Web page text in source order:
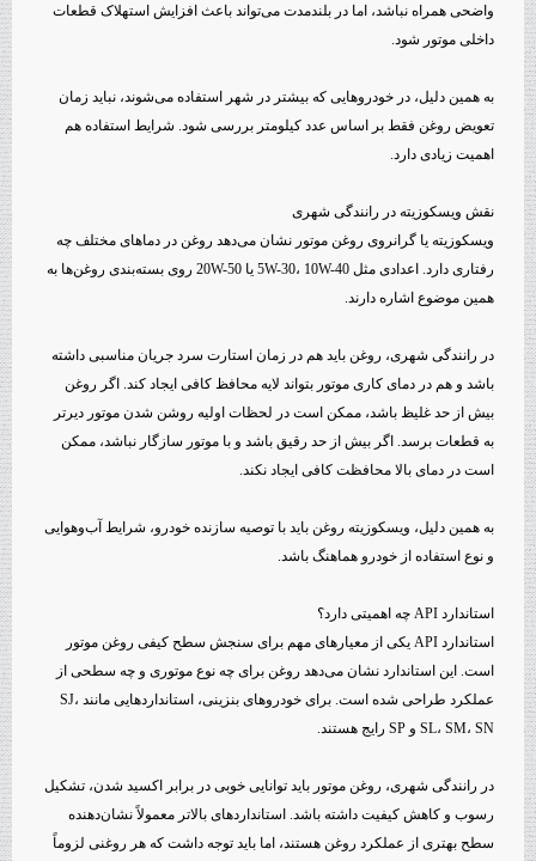
واضحی همراه نباشد، اما در بلندمدت می‌تواند باعث افزایش استهلاک قطعات
داخلی موتور شود.
به همین دلیل، در خودروهایی که بیشتر در شهر استفاده می‌شوند، نباید زمان
تعویض روغن فقط بر اساس عدد کیلومتر بررسی شود. شرایط استفاده هم
اهمیت زیادی دارد.
نقش ویسکوزیته در رانندگی شهری
ویسکوزیته یا گرانروی روغن موتور نشان می‌دهد روغن در دماهای مختلف چه
رفتاری دارد. اعدادی مثل 5W-30، 10W-40 یا 20W-50 روی بسته‌بندی روغن‌ها به
همین موضوع اشاره دارند.
در رانندگی شهری، روغن باید هم در زمان استارت سرد جریان مناسبی داشته
باشد و هم در دمای کاری موتور بتواند لایه محافظ کافی ایجاد کند. اگر روغن
بیش از حد غلیظ باشد، ممکن است در لحظات اولیه روشن شدن موتور دیرتر
به قطعات برسد. اگر بیش از حد رقیق باشد و با موتور سازگار نباشد، ممکن
است در دمای بالا محافظت کافی ایجاد نکند.
به همین دلیل، ویسکوزیته روغن باید با توصیه سازنده خودرو، شرایط آب‌وهوایی
و نوع استفاده از خودرو هماهنگ باشد.
استاندارد API چه اهمیتی دارد؟
استاندارد API یکی از معیارهای مهم برای سنجش سطح کیفی روغن موتور
است. این استاندارد نشان می‌دهد روغن برای چه نوع موتوری و چه سطحی از
عملکرد طراحی شده است. برای خودروهای بنزینی، استانداردهایی مانند SJ،
SL، SM، SN و SP رایج هستند.
در رانندگی شهری، روغن موتور باید توانایی خوبی در برابر اکسید شدن، تشکیل
رسوب و کاهش کیفیت داشته باشد. استانداردهای بالاتر معمولاً نشان‌دهنده
سطح بهتری از عملکرد روغن هستند، اما باید توجه داشت که هر روغنی لزوماً